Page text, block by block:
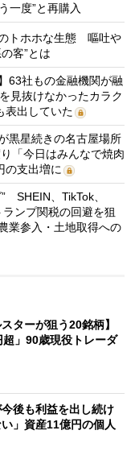
一度”と再購入
トホホな生態 嘔吐や
客”とは
63社もの金融機関が融
見抜けなかったカラク
表出していた
黒星続きの名古屋場所
「今日はみんなで焼肉
支出増に
SHEIN、TikTok、
ンプ関税の回避を狙
業参入・土地取得への
ターが狙う20銘柄】
超」90歳現役トレーダ
今後も利益を出し続け
」資産11億円の個人